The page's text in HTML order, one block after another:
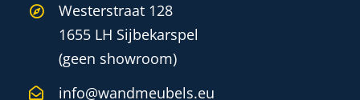
Westerstraat 128
1655 LH Sijbekarspel
(geen showroom)
info@wandmeubels.eu